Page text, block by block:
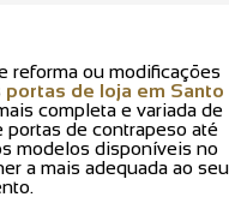
reforma ou modificações
portas de loja em Santo
completa e variada de
portas de contrapeso até
modelos disponíveis no
a mais adequada ao seu